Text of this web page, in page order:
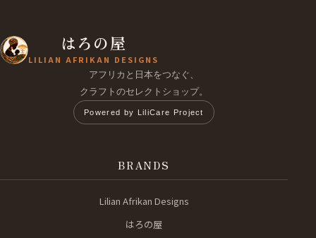
はろの屋
LILIAN AFRIKAN DESIGNS
アフリカと日本をつなぐ、
クラフトのセレクトショップ。
Powered by LiliCare Project
BRANDS
Lilian Afrikan Designs
はろの屋